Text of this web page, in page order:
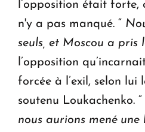
l’opposition était forte,
n'y a pas manqué. “
seuls, et Moscou a pris
l’opposition
forcée à l’exil, selon lui
soutenu Loukachenko. “
nous aurions mené